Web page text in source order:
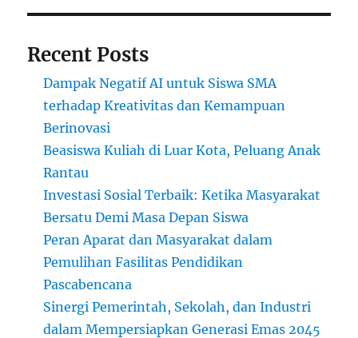
Recent Posts
Dampak Negatif AI untuk Siswa SMA
terhadap Kreativitas dan Kemampuan
Berinovasi
Beasiswa Kuliah di Luar Kota, Peluang Anak
Rantau
Investasi Sosial Terbaik: Ketika Masyarakat
Bersatu Demi Masa Depan Siswa
Peran Aparat dan Masyarakat dalam
Pemulihan Fasilitas Pendidikan
Pascabencana
Sinergi Pemerintah, Sekolah, dan Industri
dalam Mempersiapkan Generasi Emas 2045